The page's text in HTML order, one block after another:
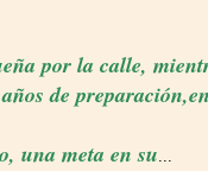
por la calle,
de
una meta en su...